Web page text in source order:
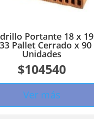
Portante 18 x 19
Pallet Cerrado x 90
Unidades
$104540
Ver más